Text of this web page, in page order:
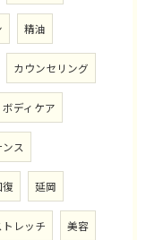
精油
カウンセリング
ボディケア
ス
復 延岡
トレッチ 美容